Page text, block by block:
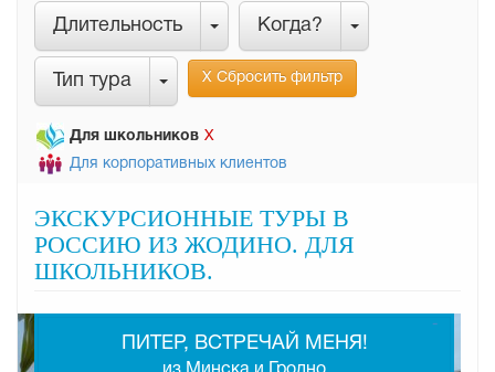
Длительность Когда?
Тип тура Х Сбросить фильтр
Для школьников Х
Для корпоративных клиентов
ЭКСКУРСИОННЫЕ ТУРЫ В
РОССИЮ ИЗ ЖОДИНО. ДЛЯ
ШКОЛЬНИКОВ.
ПИТЕР, ВСТРЕЧАЙ МЕНЯ!
-